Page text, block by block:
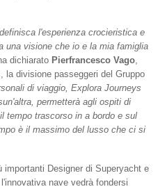
l'esperienza crocieristica e
una visione che io e la mia famiglia
dichiarato Pierfrancesco Vago,
la divisione passeggeri del Gruppo
di viaggio, Explora Journeys
permetterà agli ospiti di
tempo trascorso in a bordo e sul
è il massimo del lusso che ci si
importanti Designer di Superyacht e
nave vedrà fondersi